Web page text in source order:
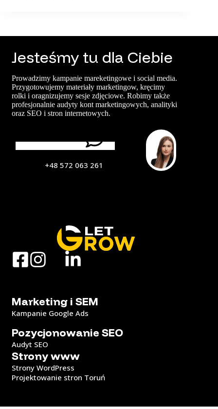
Jesteśmy tu dla Ciebie
Prowadzimy kampanie mareketingowe i social media.
Przygotowujemy materiały marketingow, kręcimy
rolki i oragnizujemy sesje zdjęciowe. Robimy także
profesjonalnie audyty kont marketingowych, analityki
oraz SEO i stron internetowych.
+48 572 063 261
Marketing i SEM
Kampanie Google Ads
Pozycjonowanie SEO
Audyt SEO
Strony www
Strony WordPress
Projektowanie stron Toruń